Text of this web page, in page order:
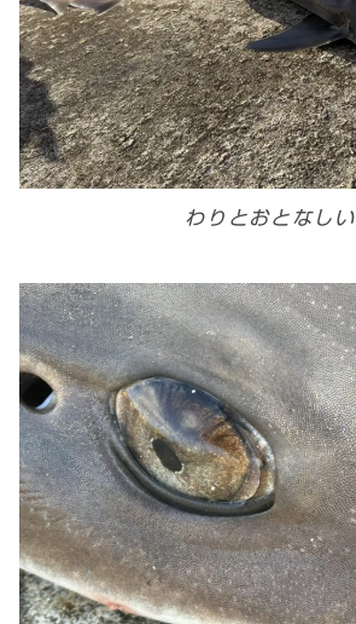
わりとおとなしい